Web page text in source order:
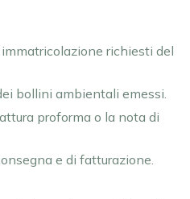
richiesti del
bollini ambientali emessi.
proforma o la nota di
e di fatturazione.